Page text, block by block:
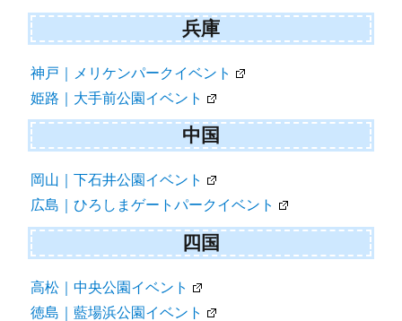
兵庫
神戸｜メリケンパークイベント
姫路｜大手前公園イベント
中国
岡山｜下石井公園イベント
広島｜ひろしまゲートパークイベント
四国
高松｜中央公園イベント
徳島｜藍場浜公園イベント